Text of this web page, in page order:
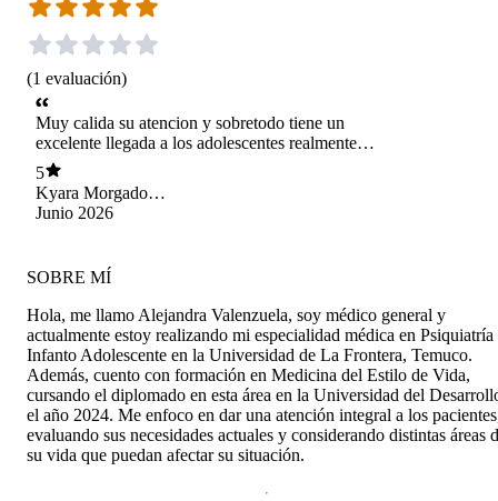
(1 evaluación)
Muy calida su atencion y sobretodo tiene un
excelente llegada a los adolescentes realmente
una gran profesional...muy contenta
5
Kyara Morgado
Miranda
Junio 2026
SOBRE MÍ
Hola, me llamo Alejandra Valenzuela, soy médico general y
actualmente estoy realizando mi especialidad médica en Psiquiatría
Infanto Adolescente en la Universidad de La Frontera, Temuco.
Además, cuento con formación en Medicina del Estilo de Vida,
cursando el diplomado en esta área en la Universidad del
el año 2024. Me enfoco en dar una atención integral a los
evaluando sus necesidades actuales y considerando distintas áreas
su vida que puedan afectar su situación.